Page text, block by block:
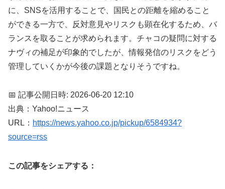
に、SNSを活用することで、国民との距離を縮めること
ができる一方で、反対意見やリスクも顕在化するため、バ
ランスを取ることが求められます。チャコの疑問に対する
ナヴィの補足が印象的でしたが、情報発信のリスクをどう
管理していくかが今後の課題となりそうですね。
📅 記事公開日時: 2026-06-20 12:10
出典：Yahoo!ニュース
URL： https://news.yahoo.co.jp/pickup/6584934?
source=rss
この記事をシェアする：